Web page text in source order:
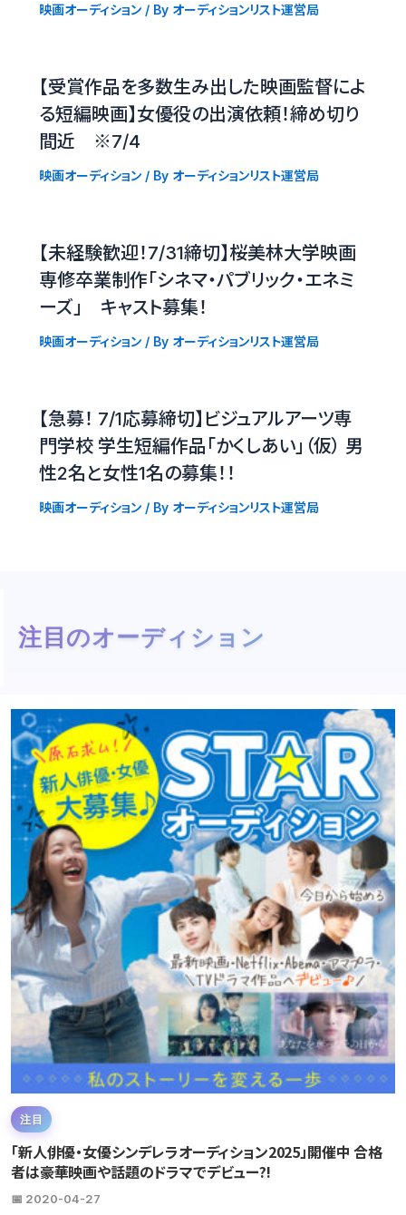
映画オーディション/ By オーディションリスト運営局
【受賞作品を多数生み出した映画監督によ
る短編映画】女優役の出演依頼！締め切り
間近 ※7/4
映画オーディション/ By オーディションリスト運営局
【未経験歓迎！7/31締切】桜美林大学映画
専修卒業制作「シネマ・パブリック・エネミ
ーズ」 キャスト募集！
映画オーディション/ By オーディションリスト運営局
【急募！ 7/1応募締切】ビジュアルアーツ専
門学校 学生短編作品「かくしあい」（仮） 男
性2名と女性1名の募集！！
映画オーディション/ By オーディションリスト運営局
注目のオーディション
注目
「新人俳優・女優シンデレラオーディション2025」開催中 合格
者は豪華映画や話題のドラマでデビュー?!
📅 2020-04-27